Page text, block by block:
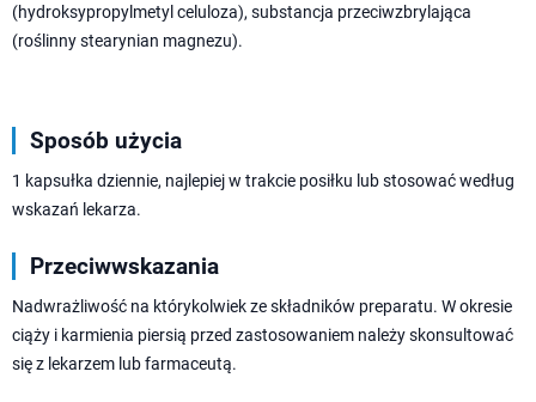
(hydroksypropylmetyl celuloza), substancja przeciwzbrylająca
(roślinny stearynian magnezu).
Sposób użycia
1 kapsułka dziennie, najlepiej w trakcie posiłku lub stosować według
wskazań lekarza.
Przeciwwskazania
Nadwrażliwość na którykolwiek ze składników preparatu. W okresie
ciąży i karmienia piersią przed zastosowaniem należy skonsultować
się z lekarzem lub farmaceutą.